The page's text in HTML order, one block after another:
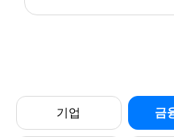
기업 금